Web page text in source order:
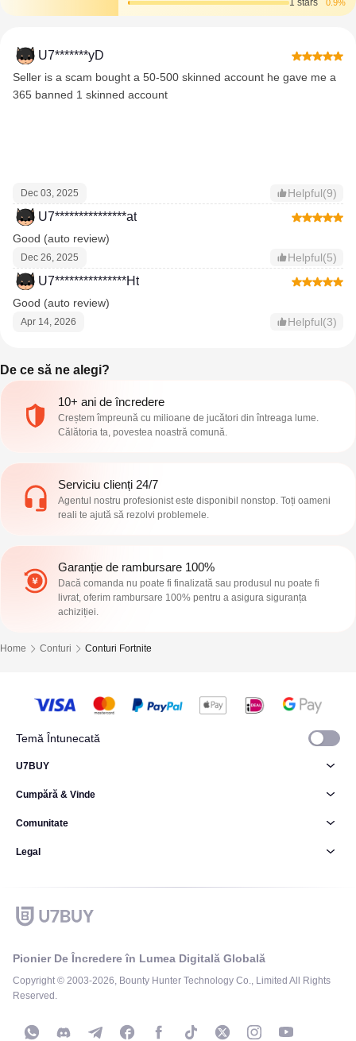
1 stars 0.9%
U7*******yD
Seller is a scam bought a 50-500 skinned account he gave me a
365 banned 1 skinned account
Dec 03, 2025 Helpful(9)
U7***************at
Good (auto review)
Dec 26, 2025 Helpful(5)
U7***************Ht
Good (auto review)
Apr 14, 2026 Helpful(3)
De ce să ne alegi?
10+ ani de încredere
Creștem împreună cu milioane de jucători din întreaga lume.
Călătoria ta, povestea noastră comună.
Serviciu clienți 24/7
Agentul nostru profesionist este disponibil nonstop. Toți oameni
reali te ajută să rezolvi problemele.
Garanție de rambursare 100%
Dacă comanda nu poate fi finalizată sau produsul nu poate fi
livrat, oferim rambursare 100% pentru a asigura siguranța
achiziției.
Home Conturi Conturi Fortnite
Temă Întunecată
Pionier De Încredere în Lumea Digitală Globală
Copyright © 2003-2026, Bounty Hunter Technology Co., Limited All Rights
Reserved.
U7BUY
Cumpără & Vinde
Comunitate
Legal